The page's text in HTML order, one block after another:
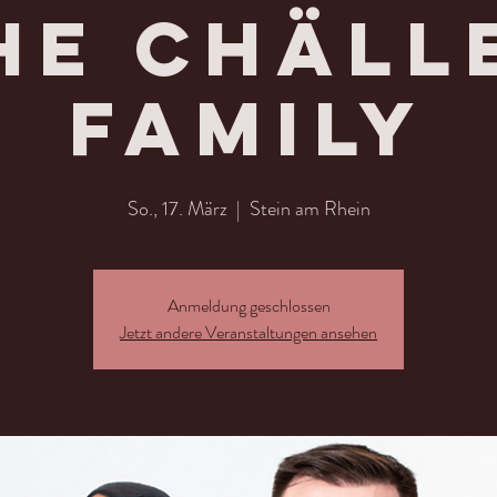
Family
So., 17. März
  |
Stein am Rhein
Anmeldung geschlossen
Jetzt andere Veranstaltungen ansehen